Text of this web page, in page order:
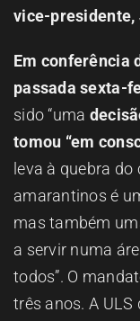
vice-presidente,
Em conferência
passada sexta-
sido “uma
tomou “em
leva à quebra
amarantinos é
mas também
a servir numa
todos”. O
três anos. A ULS